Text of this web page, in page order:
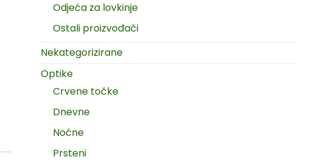
Odjeća za lovkinje
Ostali proizvođači
Nekategorizirane
Optike
Crvene točke
Dnevne
Noćne
Prsteni